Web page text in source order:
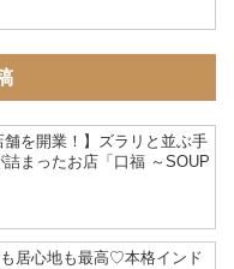
舗を開業！】ズラリと並ぶ手
まったお店「口福 ～SOUP
も居心地も最高♡本格インド